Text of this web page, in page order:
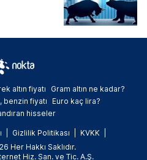
altın fiyatı
Gram altın ne kadar?
benzin fiyatı
Euro kaç lira?
hisseler
Gizlilik Politikası
KVKK
Her Hakkı Saklıdır.
Hiz. San. ve Tic. A.Ş.